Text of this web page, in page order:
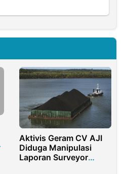
Aktivis Geram CV AJI
Diduga Manipulasi
Laporan Surveyor